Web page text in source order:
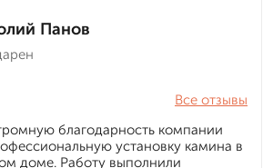
Панов
Все отзывы
благодарность компании
установку камина в
доме. Работу выполнили